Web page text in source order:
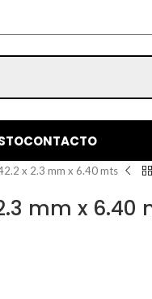
CONTACTO
x 2.3 mm x 6.40 mts
mm x 6.40